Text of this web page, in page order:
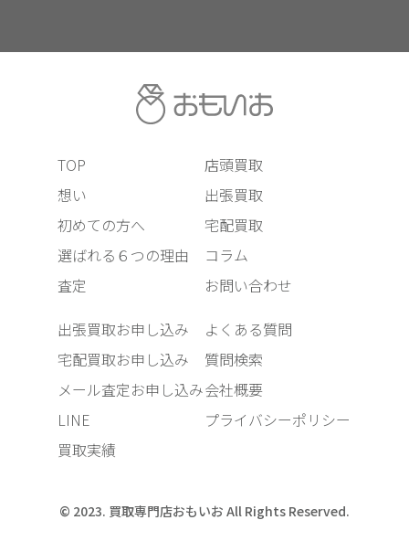
TOP
想い
初めての方へ
選ばれる６つの理由
査定
店頭買取
出張買取
宅配買取
コラム
お問い合わせ
出張買取お申し込み
宅配買取お申し込み
メール査定お申し込み
LINE
買取実績
よくある質問
質問検索
会社概要
プライバシーポリシー
© 2023. 買取専門店おもいお All Rights Reserved.